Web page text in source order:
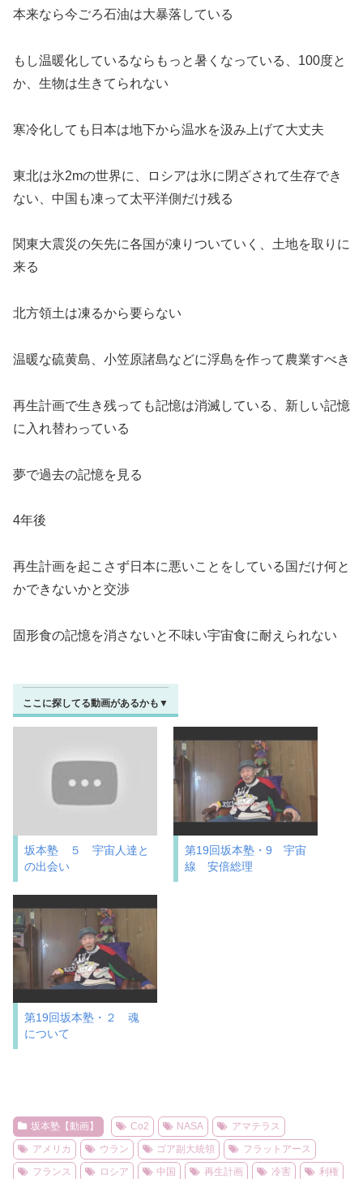
本来なら今ごろ石油は大暴落している
もし温暖化しているならもっと暑くなっている、100度と
か、生物は生きてられない
寒冷化しても日本は地下から温水を汲み上げて大丈夫
東北は氷2mの世界に、ロシアは氷に閉ざされて生存でき
ない、中国も凍って太平洋側だけ残る
関東大震災の矢先に各国が凍りついていく、土地を取りに
来る
北方領土は凍るから要らない
温暖な硫黄島、小笠原諸島などに浮島を作って農業すべき
再生計画で生き残っても記憶は消滅している、新しい記憶
に入れ替わっている
夢で過去の記憶を見る
4年後
再生計画を起こさず日本に悪いことをしている国だけ何と
かできないかと交渉
固形食の記憶を消さないと不味い宇宙食に耐えられない
ここに探してる動画があるかも▼
坂本塾 ５ 宇宙人達と
の出会い
第19回坂本塾・9 宇宙
線 安倍総理
第19回坂本塾・２ 魂
について
坂本塾【動画】 Co2 NASA
アマテラス
アメリカ
ウラン ゴア副大統領
フラットアース
フランス
ロシア 中国 再生計画 冷害
利権